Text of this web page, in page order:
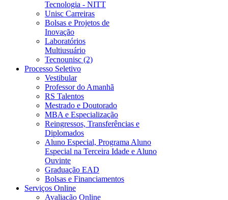
Tecnologia - NITT
Unisc Carreiras
Bolsas e Projetos de
Inovação
Laboratórios
Multiusuário
Tecnounisc (2)
Processo Seletivo
Vestibular
Professor do Amanhã
RS Talentos
Mestrado e Doutorado
MBA e Especialização
Reingressos, Transferências e
Diplomados
Aluno Especial, Programa Aluno
Especial na Terceira Idade e Aluno
Ouvinte
Graduação EAD
Bolsas e Financiamentos
Serviços Online
Avaliação Online